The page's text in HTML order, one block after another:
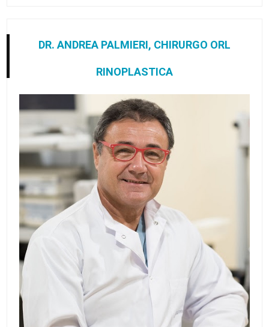
DR. ANDREA PALMIERI, CHIRURGO ORL
RINOPLASTICA